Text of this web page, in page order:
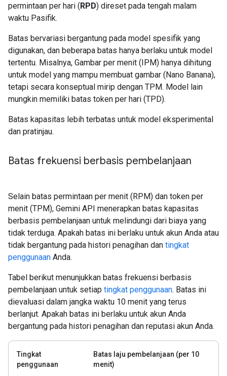
permintaan per hari (RPD) direset pada tengah malam
waktu Pasifik.
Batas bervariasi bergantung pada model spesifik yang
digunakan, dan beberapa batas hanya berlaku untuk model
tertentu. Misalnya, Gambar per menit (IPM) hanya dihitung
untuk model yang mampu membuat gambar (Nano Banana),
tetapi secara konseptual mirip dengan TPM. Model lain
mungkin memiliki batas token per hari (TPD).
Batas kapasitas lebih terbatas untuk model eksperimental
dan pratinjau.
Batas frekuensi berbasis pembelanjaan
Selain batas permintaan per menit (RPM) dan token per
menit (TPM), Gemini API menerapkan batas kapasitas
berbasis pembelanjaan untuk melindungi dari biaya yang
tidak terduga. Apakah batas ini berlaku untuk akun Anda atau
tidak bergantung pada histori penagihan dan tingkat
penggunaan Anda.
Tabel berikut menunjukkan batas frekuensi berbasis
pembelanjaan untuk setiap tingkat penggunaan. Batas ini
dievaluasi dalam jangka waktu 10 menit yang terus
berlanjut. Apakah batas ini berlaku untuk akun Anda
bergantung pada histori penagihan dan reputasi akun Anda.
Tingkat
penggunaan
Batas laju pembelanjaan (per 10
menit)